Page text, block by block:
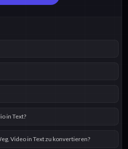
in Text?
Video in Text zu konvertieren?